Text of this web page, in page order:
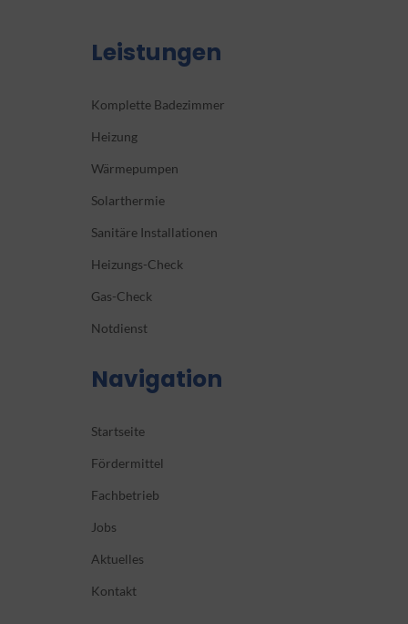
Leistungen
Komplette Badezimmer
Heizung
Wärmepumpen
Solarthermie
Sanitäre Installationen
Heizungs-Check
Gas-Check
Notdienst
Navigation
Startseite
Fördermittel
Fachbetrieb
Jobs
Aktuelles
Kontakt